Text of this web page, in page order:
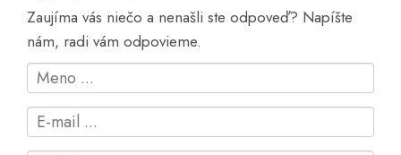
Zaujíma vás niečo a nenašli ste odpoveď? Napíšte
nám, radi vám odpovieme.